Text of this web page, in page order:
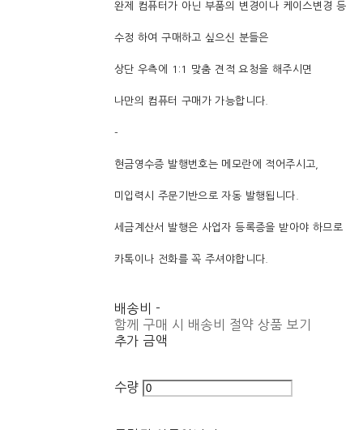
완제 컴퓨터가 아닌 부품의 변경이나 케이스변경 등
수정 하여 구매하고 싶으신 분들은
상단 우측에 1:1 맞춤 견적 요청을 해주시면
나만의 컴퓨터 구매가 가능합니다.
-
현금영수증 발행번호는 메모란에 적어주시고,
미입력시 주문기반으로 자동 발행됩니다.
세금계산서 발행은 사업자 등록증을 받아야 하므로
카톡이나 전화를 꼭 주셔야합니다.
배송비 -
함께 구매 시 배송비 절약 상품 보기
추가 금액
수량